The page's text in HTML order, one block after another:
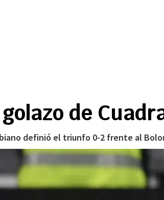
de
definió el triunfo 0-2 frente al